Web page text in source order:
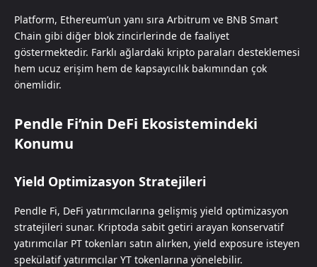
Platform, Ethereum’un yanı sıra Arbitrum ve BNB Smart
Chain gibi diğer blok zincirlerinde de faaliyet
göstermektedir. Farklı ağlardaki kripto paraları desteklemesi
hem ucuz erişim hem de kapsayıcılık bakımından çok
önemlidir.
Pendle Fi’nin DeFi Ekosistemindeki
Konumu
Yield Optimizasyon Stratejileri
Pendle Fi, DeFi yatırımcılarına gelişmiş yield optimizasyon
stratejileri sunar. Kriptoda sabit getiri arayan konservatif
yatırımcılar PT tokenları satın alırken, yield exposure isteyen
spekülatif yatırımcılar YT tokenlarına yönelebilir.